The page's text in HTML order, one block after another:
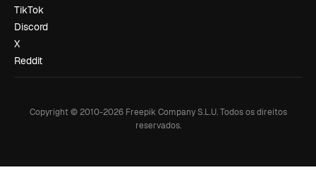
TikTok
Discord
X
Reddit
Copyright © 2010-2026Freepik Company S.L.U. Todos os direitos
reservados.